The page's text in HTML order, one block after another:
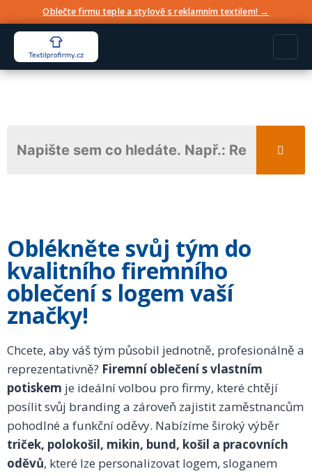
Oblečte firmu teple a stylově s reklamním textilem! →
Oblékněte svůj tým do
kvalitního firemního
oblečení s logem vaší
značky!
Chcete, aby váš tým působil jednotně, profesionálně a
reprezentativně? Firemní oblečení s vlastním
potiskem je ideální volbou pro firmy, které chtějí
posílit svůj branding a zároveň zajistit zaměstnancům
pohodlné a funkční oděvy. Nabízíme široký výběr
triček, polokošil, mikin, bund, košil a pracovních
oděvů, které lze personalizovat logem, sloganem